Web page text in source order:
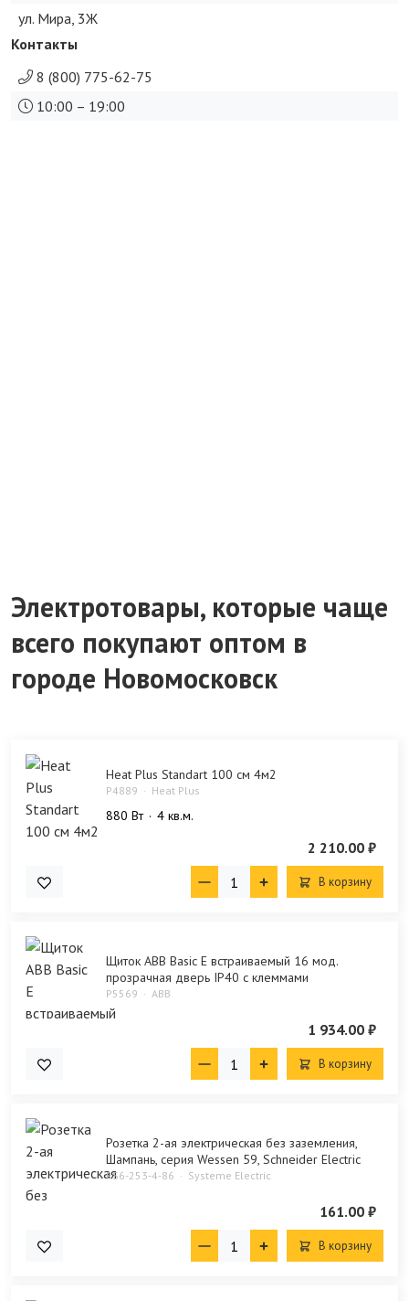
ул. Мира, 3Ж
Контакты
8 (800) 775-62-75
10:00 – 19:00
Электротовары, которые чаще
всего покупают оптом в
городе Новомосковск
Heat Plus Standart 100 см 4м2
P4889 Heat Plus
880 Bт 4 кв.м.
2 210.00 ₽
В корзину
Щиток ABB Basic E встраиваемый 16 мод.
прозрачная дверь IP40 с клеммами
P5569 ABB
1 934.00 ₽
В корзину
Розетка 2-ая электрическая без заземления,
Шампань, серия Wessen 59, Schneider Electric
RS6-253-4-86 Systeme Electric
161.00 ₽
В корзину